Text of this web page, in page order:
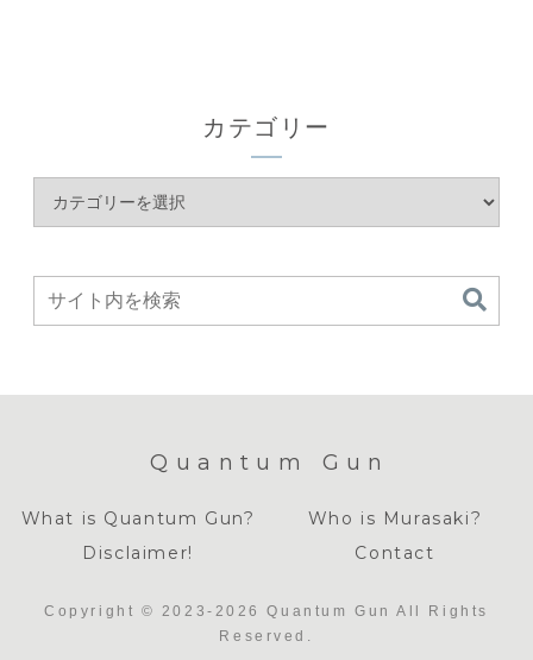
カテゴリー
Quantum Gun
What is Quantum Gun?
Who is Murasaki?
Disclaimer!
Contact
Copyright © 2023-2026 Quantum Gun All Rights
Reserved.